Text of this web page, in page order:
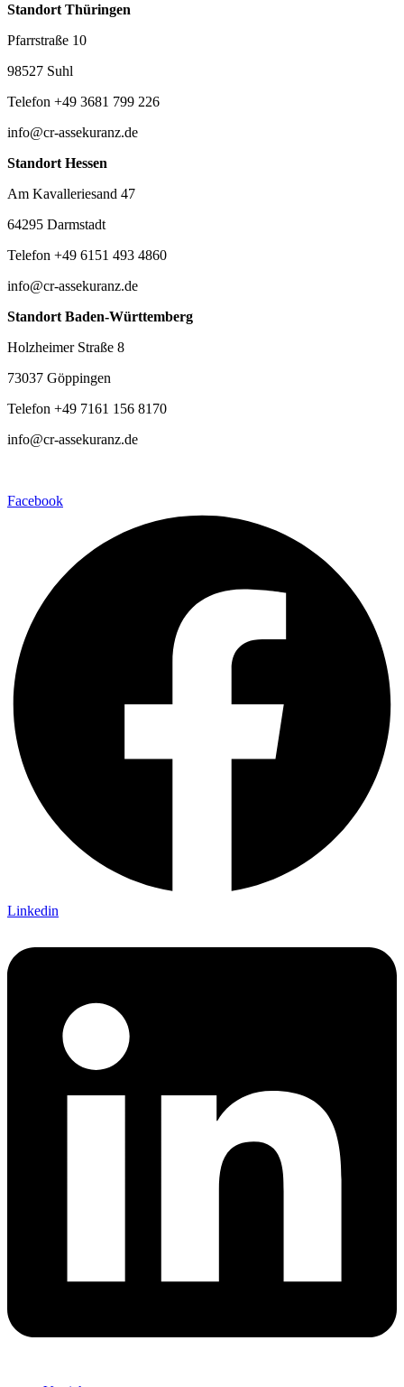
Standort Thüringen
Pfarrstraße 10
98527 Suhl
Telefon +49 3681 799 226
info@cr-assekuranz.de
Standort Hessen
Am Kavalleriesand 47
64295 Darmstadt
Telefon +49 6151 493 4860
info@cr-assekuranz.de
Standort Baden-Württemberg
Holzheimer Straße 8
73037 Göppingen
Telefon +49 7161 156 8170
info@cr-assekuranz.de
Facebook
Linkedin